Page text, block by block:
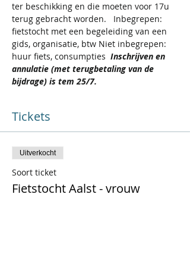
ter beschikking en die moeten voor 17u
terug gebracht worden.   Inbegrepen:
fietstocht met een begeleiding van een
gids, organisatie, btw Niet inbegrepen:
huur fiets, consumpties Inschrijven en
annulatie (met terugbetaling van de
bijdrage) is tem 25/7.
Tickets
Uitverkocht
Soort ticket
Fietstocht Aalst - vrouw